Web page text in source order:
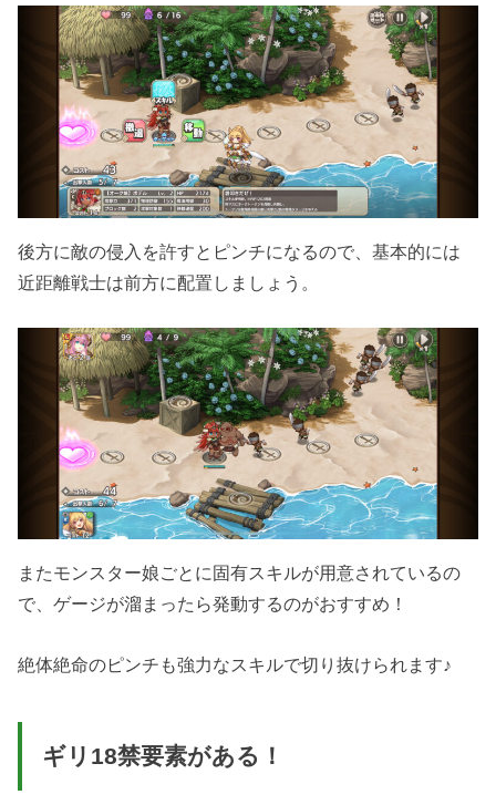
後方に敵の侵入を許すとピンチになるので、基本的には
近距離戦士は前方に配置しましょう。
またモンスター娘ごとに固有スキルが用意されているの
で、ゲージが溜まったら発動するのがおすすめ！
絶体絶命のピンチも強力なスキルで切り抜けられます♪
ギリ18禁要素がある！